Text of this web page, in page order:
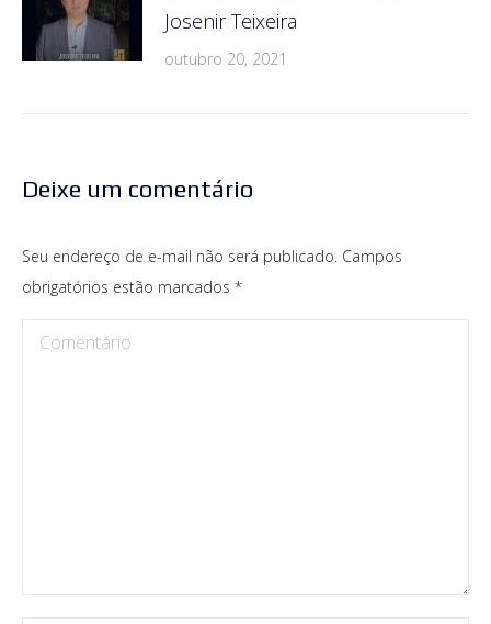
Josenir Teixeira
outubro 20, 2021
Deixe um comentário
Seu endereço de e-mail não será publicado. Campos
obrigatórios estão marcados *
Comentário